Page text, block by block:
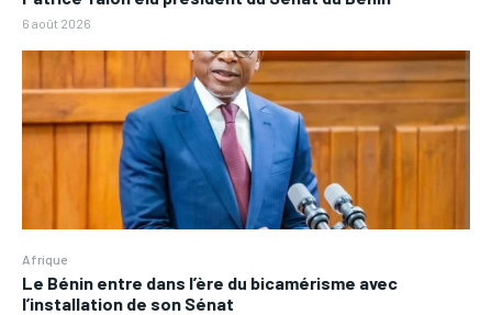
6 août 2026
Afrique
Le Bénin entre dans l’ère du bicamérisme avec
l’installation de son Sénat